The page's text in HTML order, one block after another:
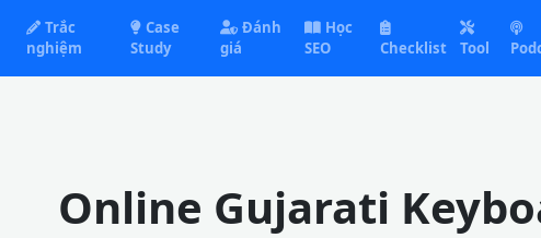
Trắc
nghiệm
Case
Study
Đánh
giá
Học
SEO
Checklist Tool
Online Gujarati